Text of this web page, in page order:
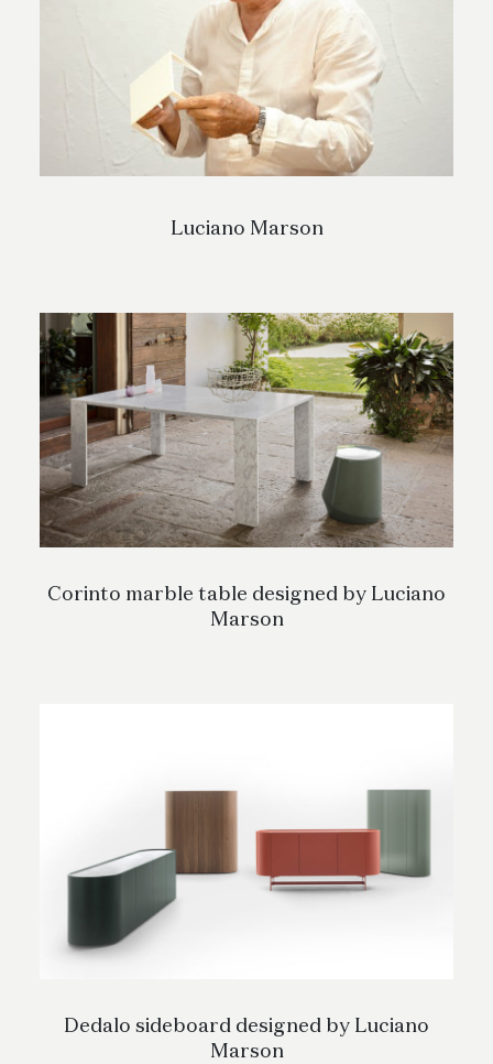
Luciano Marson
Corinto marble table designed by Luciano
Marson
Dedalo sideboard designed by Luciano
Marson